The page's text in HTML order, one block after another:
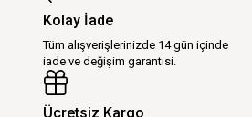
Kolay İade
Tüm alışverişlerinizde 14 gün içinde
iade ve değişim garantisi.
Ücretsiz Kargo